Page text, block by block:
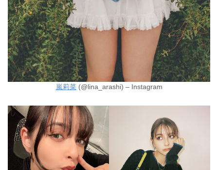
嵐莉菜(@lina_arashi) – Instagram